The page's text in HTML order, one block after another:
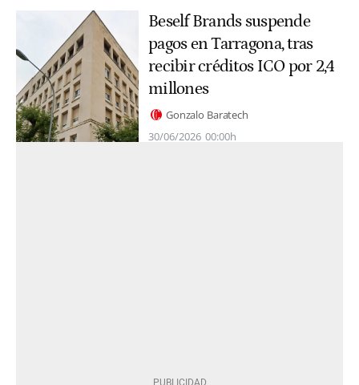
Beself Brands suspende
pagos en Tarragona, tras
recibir créditos ICO por 2,4
millones
Gonzalo Baratech
30/06/2026 00:00h